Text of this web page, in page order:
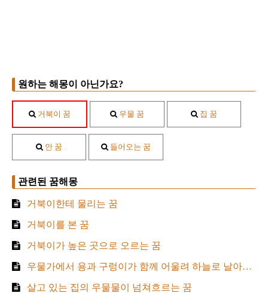
원하는 해몽이 아닌가요?
거북이 꿈 우물 꿈 집 꿈
안 꿈 들어오는 꿈
관련된 꿈해몽
거북이한테 물리는 꿈
거북이를 본 꿈
거북이가 높은 곳으로 오르는 꿈
우물가에서 용과 구렁이가 함께 어울려 하늘로 날아오르는 꿈
살고 있는 집의 우물물이 넘쳐흐르는 꿈